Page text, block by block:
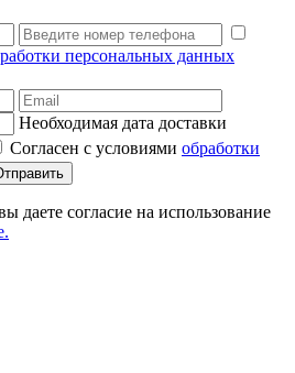
персональных данных
Необходимая дата доставки
Согласен с условиями обработки
даете согласие на использование